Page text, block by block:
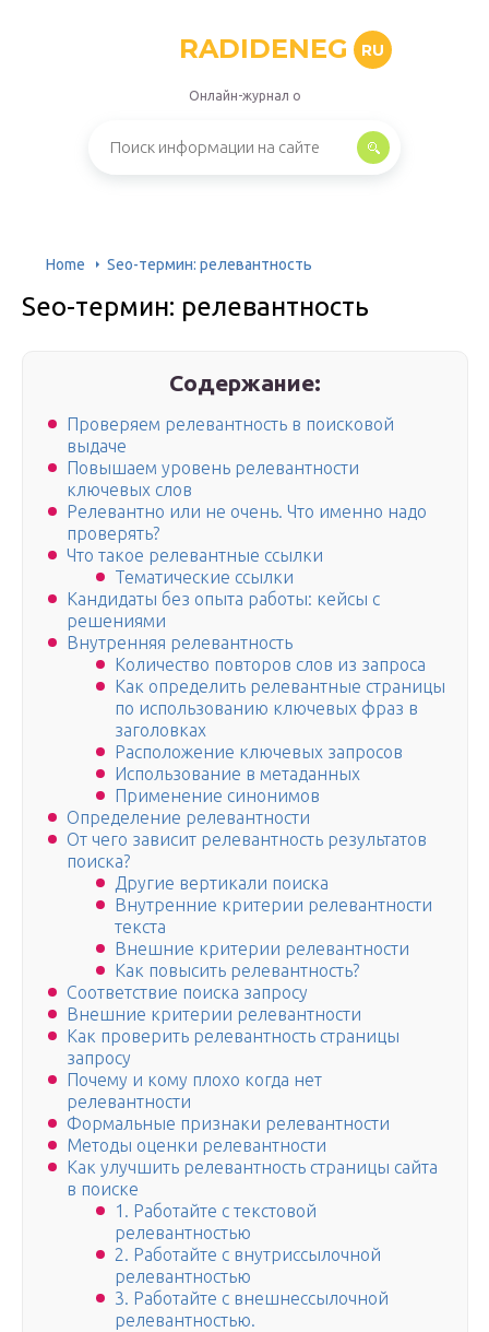
RADIDENEG RU
Онлайн-журнал о
Home Seo-термин: релевантность
Seo-термин: релевантность
Содержание:
Проверяем релевантность в поисковой
выдаче
Повышаем уровень релевантности
ключевых слов
Релевантно или не очень. Что именно надо
проверять?
Что такое релевантные ссылки
Тематические ссылки
Кандидаты без опыта работы: кейсы с
решениями
Внутренняя релевантность
Количество повторов слов из запроса
Как определить релевантные страницы
по использованию ключевых фраз в
заголовках
Расположение ключевых запросов
Использование в метаданных
Применение синонимов
Определение релевантности
От чего зависит релевантность результатов
поиска?
Другие вертикали поиска
Внутренние критерии релевантности
текста
Внешние критерии релевантности
Как повысить релевантность?
Соответствие поиска запросу
Внешние критерии релевантности
Как проверить релевантность страницы
запросу
Почему и кому плохо когда нет
релевантности
Формальные признаки релевантности
Методы оценки релевантности
Как улучшить релевантность страницы сайта
в поиске
1. Работайте с текстовой
релевантностью
2. Работайте с внутриссылочной
релевантностью
3. Работайте с внешнессылочной
релевантностью.